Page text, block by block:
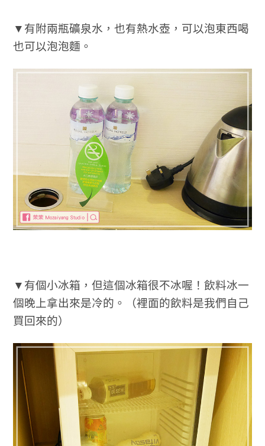
▼有附兩瓶礦泉水，也有熱水壺，可以泡東西喝
也可以泡泡麵。
▼有個小冰箱，但這個冰箱很不冰喔！飲料冰一
個晚上拿出來是冷的。（裡面的飲料是我們自己
買回來的）